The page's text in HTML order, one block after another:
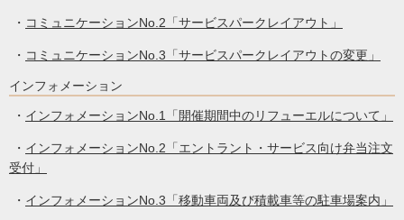
・ コミュニケーションNo.2「サービスパークレイアウト」
・ コミュニケーションNo.3「サービスパークレイアウトの変更」
インフォメーション
・ インフォメーションNo.1「開催期間中のリフューエルについて」
・ インフォメーションNo.2「エントラント・サービス向け弁当注文
受付」
・ インフォメーションNo.3「移動車両及び積載車等の駐車場案内」